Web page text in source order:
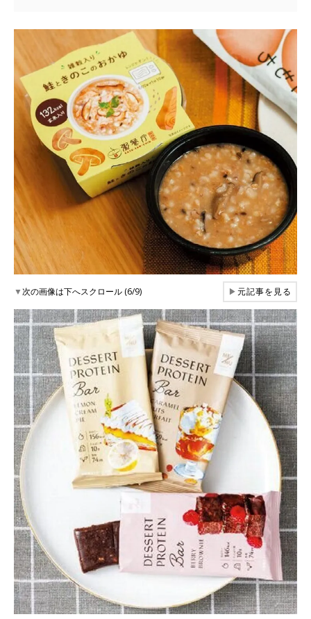
▼次の画像は下へスクロール (6/9) ▶元記事を見る